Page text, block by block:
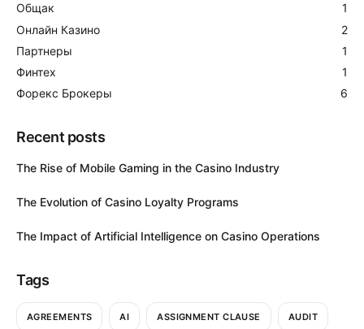
Общак
1
Онлайн Казино
2
Партнеры
1
Финтех
1
Форекс Брокеры
6
Recent posts
The Rise of Mobile Gaming in the Casino Industry
The Evolution of Casino Loyalty Programs
The Impact of Artificial Intelligence on Casino Operations
Tags
AGREEMENTS AI ASSIGNMENT CLAUSE AUDIT